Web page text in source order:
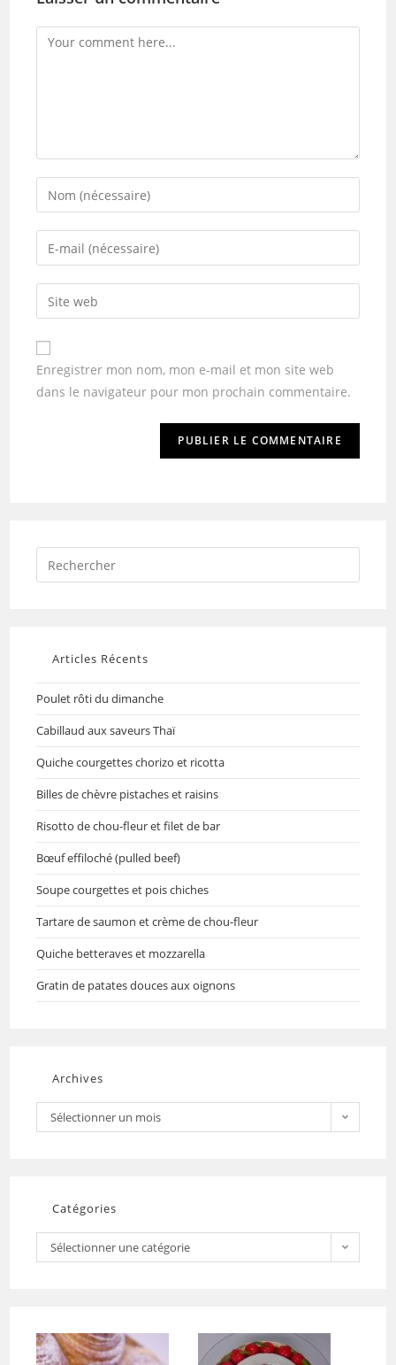
Enregistrer mon nom, mon e-mail et mon site web
dans le navigateur pour mon prochain commentaire.
Articles Récents
Poulet rôti du dimanche
Cabillaud aux saveurs Thaï
Quiche courgettes chorizo et ricotta
Billes de chèvre pistaches et raisins
Risotto de chou-fleur et filet de bar
Bœuf effiloché (pulled beef)
Soupe courgettes et pois chiches
Tartare de saumon et crème de chou-fleur
Quiche betteraves et mozzarella
Gratin de patates douces aux oignons
Archives
Sélectionner un mois
Catégories
Sélectionner une catégorie